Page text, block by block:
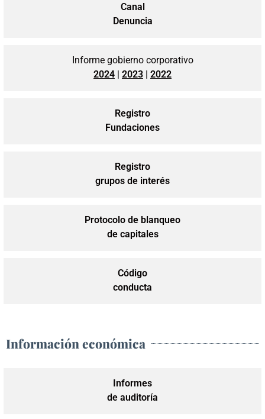
Canal
Denuncia
Informe gobierno corporativo
2024 | 2023 | 2022
Registro
Fundaciones
Registro
grupos de interés
Protocolo de blanqueo
de capitales
Código
conducta
Información económica
Informes
de auditoría